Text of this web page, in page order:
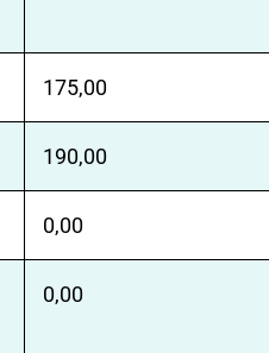
175,00
190,00
0,00
0,00